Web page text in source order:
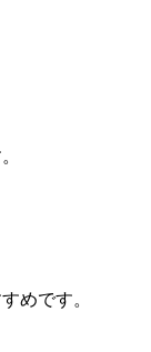
めです。